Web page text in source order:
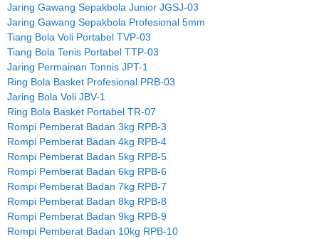
Jaring Gawang Sepakbola Junior JGSJ-03
Jaring Gawang Sepakbola Profesional 5mm
Tiang Bola Voli Portabel TVP-03
Tiang Bola Tenis Portabel TTP-03
Jaring Permainan Tonnis JPT-1
Ring Bola Basket Profesional PRB-03
Jaring Bola Voli JBV-1
Ring Bola Basket Portabel TR-07
Rompi Pemberat Badan 3kg RPB-3
Rompi Pemberat Badan 4kg RPB-4
Rompi Pemberat Badan 5kg RPB-5
Rompi Pemberat Badan 6kg RPB-6
Rompi Pemberat Badan 7kg RPB-7
Rompi Pemberat Badan 8kg RPB-8
Rompi Pemberat Badan 9kg RPB-9
Rompi Pemberat Badan 10kg RPB-10